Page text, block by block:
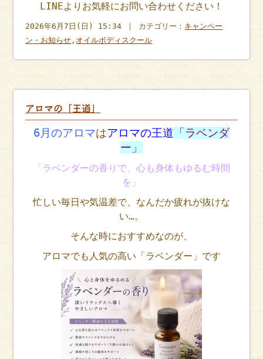
LINEよりお気軽にお問い合わせください！
2026年6月7日(日) 15:34 ｜ カテゴリー： キャンペー
ン・お知らせ , オイルボディスクール
アロマの「王道」
6月のアロマはアロマの王道 「ラベンダ
ー」
「ラベンダーの香りで、心も身体もゆるむ時間
を」
忙しい毎日や気温差で、なんだか疲れが抜けな
い…。
そんな時におすすめなのが、
アロマでも人気の高い「ラベンダー」です